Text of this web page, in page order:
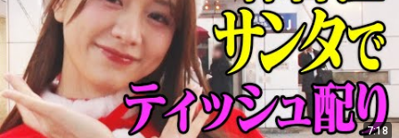
7:18